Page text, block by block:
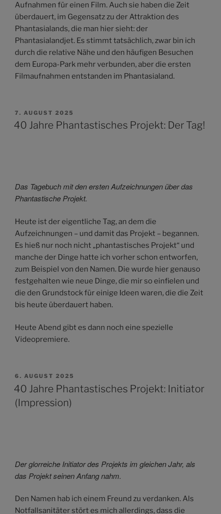
Aufnahmen für einen Film. Auch sie haben die Zeit
überdauert, im Gegensatz zu der Attraktion des
Phantasialands, die man hier sieht: der
Phantasialandjet. Es stimmt tatsächlich, zwar bin ich
durch die relative Nähe und den häufigen Besuchen
dem Europa-Park mehr verbunden, aber die ersten
Filmaufnahmen entstanden im Phantasialand.
VERÖFFENTLICHT
AM
7. AUGUST 2025
40 Jahre Phantastisches Projekt: Der Tag!
Das Tagebuch mit den ersten Aufzeichnungen über das
Phantastische Projekt.
Heute ist der eigentliche Tag, an dem die
Aufzeichnungen – und damit das Projekt – begannen.
Es hieß nur noch nicht „phantastisches Projekt“ und
manche der Dinge hatte ich vorher schon entworfen,
zum Beispiel von den Namen. Die wurde hier genauso
festgehalten wie neue Dinge, die mir so einfielen und
die den Grundstock für einige Ideen waren, die die Zeit
bis heute überdauert haben.
Heute Abend gibt es dann noch eine spezielle
Videopremiere.
VERÖFFENTLICHT
AM
6. AUGUST 2025
40 Jahre Phantastisches Projekt: Initiator
(Impression)
Der glorreiche Initiator des Projekts im gleichen Jahr, als
das Projekt seinen Anfang nahm.
Den Namen hab ich einem Freund zu verdanken. Als
Notfallsanitäter stört es mich allerdings, dass die